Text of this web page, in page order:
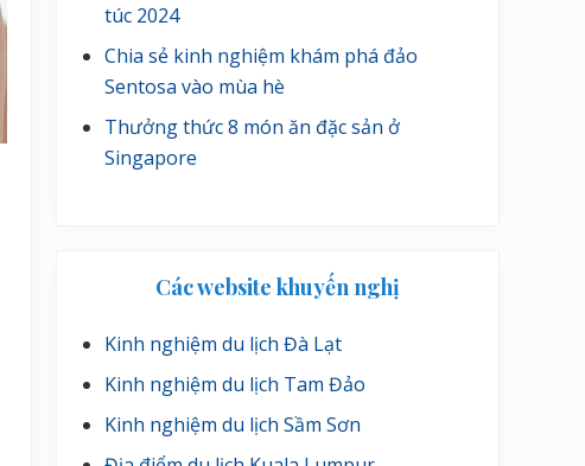
túc 2024
Chia sẻ kinh nghiệm khám phá đảo
Sentosa vào mùa hè
Thưởng thức 8 món ăn đặc sản ở
Singapore
Các website khuyến nghị
Kinh nghiệm du lịch Đà Lạt
Kinh nghiệm du lịch Tam Đảo
Kinh nghiệm du lịch Sầm Sơn